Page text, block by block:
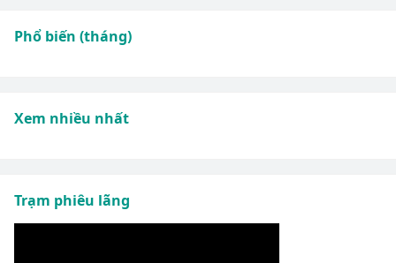
Phổ biến (tháng)
Xem nhiều nhất
Trạm phiêu lãng